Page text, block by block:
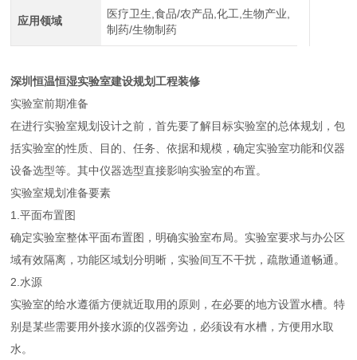
应用领域
医疗卫生,食品/农产品,化工,生物产业,
制药/生物制药
深圳恒温恒湿实验室建设规划工程装修
实验室前期准备
在进行实验室规划设计之前，首先要了解目标实验室的总体规划，包
括实验室的性质、目的、任务、依据和规模，确定实验室功能和仪器
设备选型等。其中仪器选型直接影响实验室的布置。
实验室规划准备要素
1.平面布置图
确定实验室整体平面布置图，明确实验室布局。实验室要求与办公区
域有效隔离，功能区域划分明晰，实验间互不干扰，疏散通道畅通。
2.水源
实验室的给水遵循方便就近取用的原则，在必要的地方设置水槽。特
别是某些需要用外接水源的仪器旁边，必须设有水槽，方便用水取
水。